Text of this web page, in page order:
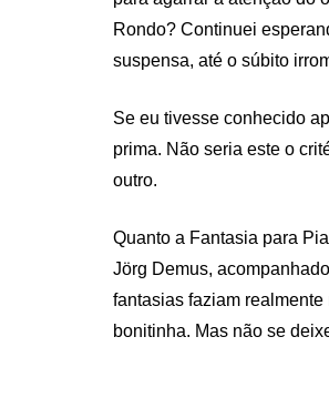
Rondo? Continuei
suspensa, até o súbito
Se eu tivesse conhecido
prima. Não seria este o
outro.
Quanto a Fantasia para
Jörg Demus,
fantasias faziam
bonitinha. Mas não se